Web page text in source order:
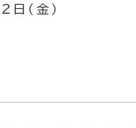
日（金）